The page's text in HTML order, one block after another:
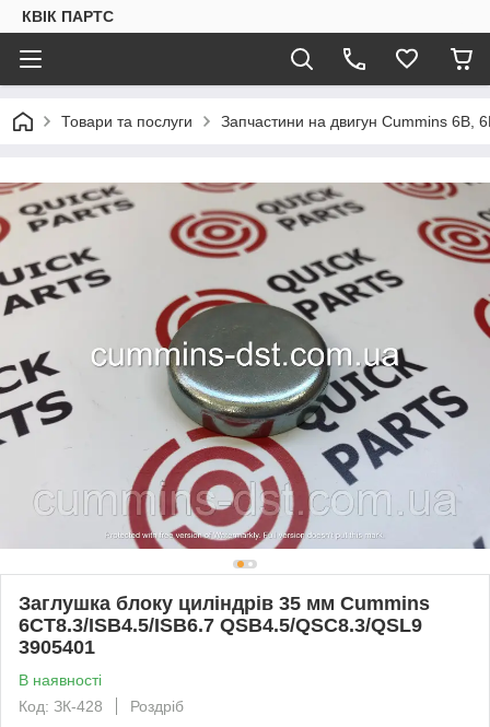
КВІК ПАРТС
Товари та послуги Запчастини на двигун Cummins 6B,
Заглушка блоку циліндрів 35 мм Cummins
6CT8.3/ISB4.5/ISB6.7 QSB4.5/QSC8.3/QSL9
3905401
В наявності
Код: ЗК-428
Роздріб